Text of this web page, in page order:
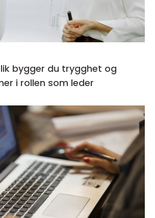
i rollen som leder